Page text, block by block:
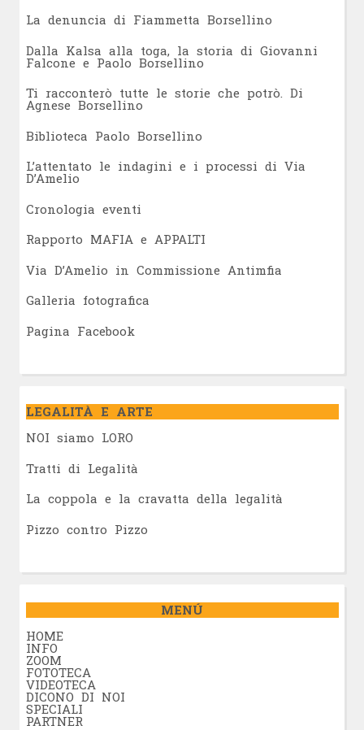
La denuncia di Fiammetta Borsellino
Dalla Kalsa alla toga, la storia di Giovanni
Falcone e Paolo Borsellino
Ti racconterò tutte le storie che potrò. Di
Agnese Borsellino
Biblioteca Paolo Borsellino
L’attentato le indagini e i processi di Via
D’Amelio
Cronologia eventi
Rapporto MAFIA e APPALTI
Via D’Amelio in Commissione Antimfia
Galleria fotografica
Pagina Facebook
LEGALITÀ E ARTE
NOI siamo LORO
Tratti di Legalità
La coppola e la cravatta della legalità
Pizzo contro Pizzo
MENÚ
HOME
INFO
ZOOM
FOTOTECA
VIDEOTECA
DICONO DI NOI
SPECIALI
PARTNER